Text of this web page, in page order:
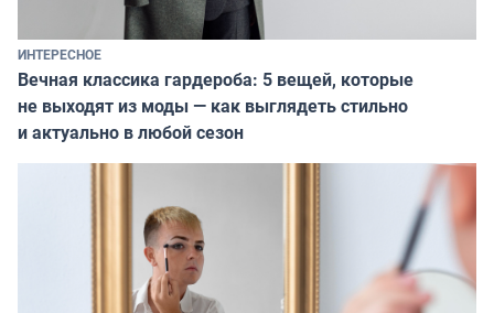
ИНТЕРЕСНОЕ
Вечная классика гардероба: 5 вещей, которые
не выходят из моды — как выглядеть стильно
и актуально в любой сезон